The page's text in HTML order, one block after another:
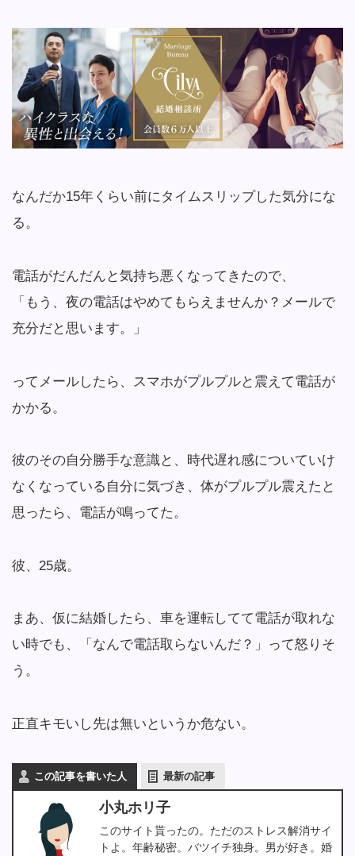
なんだか15年くらい前にタイムスリップした気分にな
る。
電話がだんだんと気持ち悪くなってきたので、
「もう、夜の電話はやめてもらえませんか？メールで
充分だと思います。」
ってメールしたら、スマホがプルプルと震えて電話が
かかる。
彼のその自分勝手な意識と、時代遅れ感についていけ
なくなっている自分に気づき、体がプルプル震えたと
思ったら、電話が鳴ってた。
彼、25歳。
まあ、仮に結婚したら、車を運転してて電話が取れな
い時でも、「なんで電話取らないんだ？」って怒りそ
う。
正直キモいし先は無いというか危ない。
この記事を書いた人 最新の記事
小丸ホリ子
このサイト貰ったの。ただのストレス解消サイ
トよ。年齢秘密。バツイチ独身。男が好き。婚